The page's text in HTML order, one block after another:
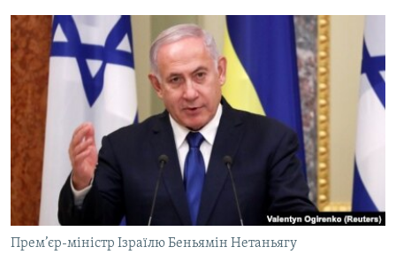
СВІТ
ПРИАЗОВ’Я
КИТАЙ.ВИКЛИКИ
МУЛЬТИМЕДІА
ФОТО
СПЕЦПРОЄКТИ
ПОДКАСТИ
КРИМ РЕАЛІЇ
Прем’єр-міністр Ізраїлю Беньямін Нетаньягу